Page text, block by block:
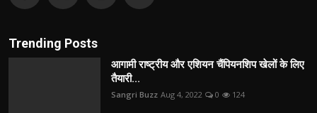
Trending Posts
आगामी राष्ट्रीय और एशियन चैंपियनशिप खेलों के लिए
तैयारी...
Sangri Buzz Aug 4, 2022 0 124